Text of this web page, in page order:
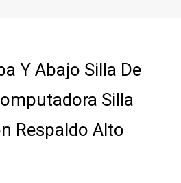
Y Abajo Silla De
Silla
Respaldo Alto